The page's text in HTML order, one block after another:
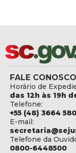
FALE CONOSCO
Horário de
das 12h às 19h
Telefone:
+55 (48) 3664
E-mail:
Telefone da
0800-6448500